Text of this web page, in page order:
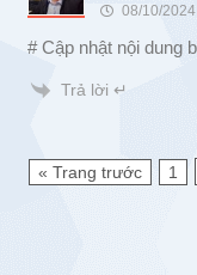
08/10/
# Cập nhật nội dung
Trả lời ↵
« Trang trước 1